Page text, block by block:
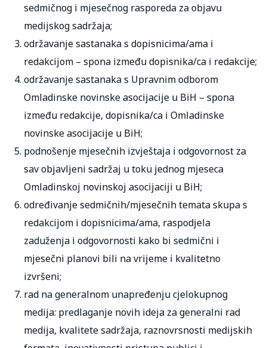
sedmičnog i mjesečnog rasporeda za objavu
medijskog sadržaja;
održavanje sastanaka s dopisnicima/ama i
redakcijom – spona između dopisnika/ca i redakcije;
održavanje sastanaka s Upravnim odborom
Omladinske novinske asocijacije u BiH – spona
između redakcije, dopisnika/ca i Omladinske
novinske asocijacije u BiH;
podnošenje mjesečnih izvještaja i odgovornost za
sav objavljeni sadržaj u toku jednog mjeseca
Omladinskoj novinskoj asocijaciji u BiH;
određivanje sedmičnih/mjesečnih temata skupa s
redakcijom i dopisnicima/ama, raspodjela
zaduženja i odgovornosti kako bi sedmični i
mjesečni planovi bili na vrijeme i kvalitetno
izvršeni;
rad na generalnom unapređenju cjelokupnog
medija: predlaganje novih ideja za generalni rad
medija, kvalitete sadržaja, raznovrsnosti medijskih